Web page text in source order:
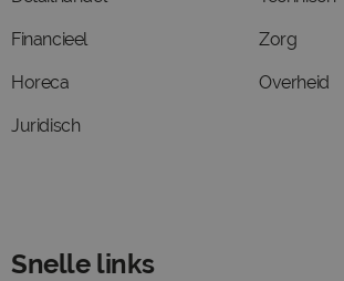
Financieel
Horeca
Juridisch
Zorg
Overheid
Snelle links